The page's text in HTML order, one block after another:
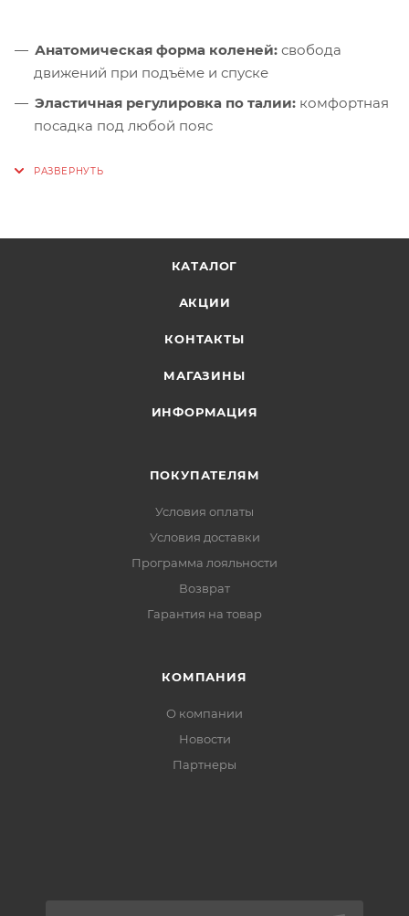
Анатомическая форма коленей: свобода
движений при подъёме и спуске
Эластичная регулировка по талии: комфортная
посадка под любой пояс
объёма — легко надевать поверх обуви
КАТАЛОГ
АКЦИИ
КОНТАКТЫ
МАГАЗИНЫ
ИНФОРМАЦИЯ
ПОКУПАТЕЛЯМ
Условия оплаты
Условия доставки
Программа лояльности
Возврат
Гарантия на товар
КОМПАНИЯ
О компании
Новости
Партнеры